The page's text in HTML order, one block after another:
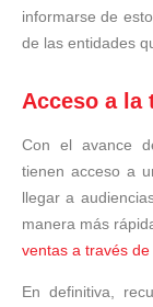
informarse de
de las entidades
Acceso a la
Con el avance
tienen acceso a
llegar a
manera más
ventas a través de
En definitiva,